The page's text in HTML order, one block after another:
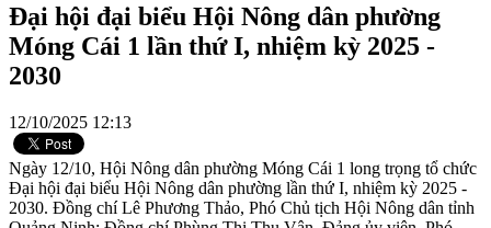
Đại hội đại biểu Hội Nông dân phường
Móng Cái 1 lần thứ I, nhiệm kỳ 2025 -
2030
12/10/2025 12:13
Ngày 12/10, Hội Nông dân phường Móng Cái 1 long trọng tổ chức
Đại hội đại biểu Hội Nông dân phường lần thứ I, nhiệm kỳ 2025 -
2030. Đồng chí Lê Phương Thảo, Phó Chủ tịch Hội Nông dân tỉnh